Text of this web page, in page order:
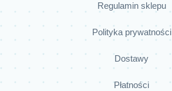
Regulamin sklepu
Polityka prywatności
Dostawy
Płatności